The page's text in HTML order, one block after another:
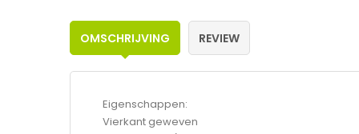
OMSCHRIJVING REVIEW
Eigenschappen:
Vierkant geweven